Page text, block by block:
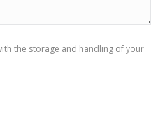
the storage and handling of your